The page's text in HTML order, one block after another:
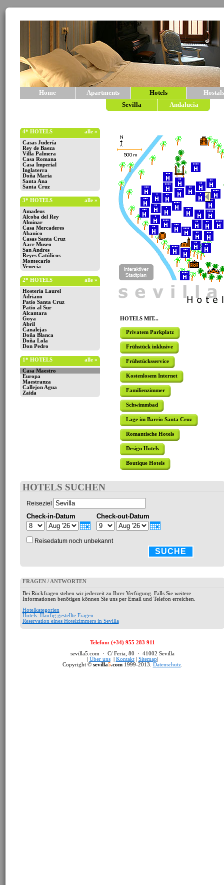
Home Apartments Hotels
Hostals
Sevilla
Andalucia
alle »
4* HOTELS
Casas Judería
Rey de Baeza
Villa Palmera
Casa Romana
Casa Imperial
Inglaterra
Doña Maria
Santa Ana
Santa Cruz
alle »
3* HOTELS
Amadeus
Alcoba del Rey
Alminar
Casa Mercaderes
Abanico
Casas Santa Cruz
Aacr Museo
San Andres
Reyes Católicos
Montecarlo
Venecia
alle »
2* HOTELS
Hostería Laurel
Adriano
Patio Santa Cruz
Patio al Sur
Alcantara
Goya
Abril
Canalejas
Doña Blanca
Doña Lola
Don Pedro
alle »
1* HOTELS
Casa Maestro
Europa
Maestranza
Callejon Agua
Zaida
HOTELS MIT...
Privatem Parkplatz
Frühstück inklusive
Frühstücksservice
Kostenlosem Internet
Familienzimmer
Schwimmbad
Lage im Barrio Santa Cruz
Romantische Hotels
Design Hotels
Boutique Hotels
HOTELS SUCHEN
Reiseziel
Check-in-Datum Check-out-Datum
Reisedatum noch unbekannt
SUCHE
FRAGEN / ANTWORTEN
Bei Rückfragen stehen wir jederzeit zu Ihrer Verfügung. Falls Sie weitere
Informationen benötigen können Sie uns per Email und Telefon erreichen.
Hotelkategorien
Hotels: Häufig gestellte Fragen
Reservation eines Hotelzimmers in Sevilla
Telefon: (+34) 955 283 911
sevilla5.com · C/ Feria, 80 · 41002 Sevilla
Über uns| Kontakt| Sitemap
Copyright © sevilla5.com1999-2013. Datenschutz.